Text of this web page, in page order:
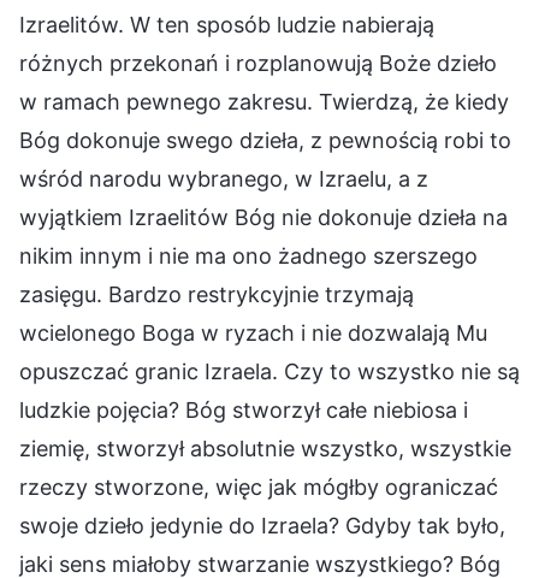
Izraelitów. W ten sposób ludzie nabierają
różnych przekonań i rozplanowują Boże dzieło
w ramach pewnego zakresu. Twierdzą, że kiedy
Bóg dokonuje swego dzieła, z pewnością robi to
wśród narodu wybranego, w Izraelu, a z
wyjątkiem Izraelitów Bóg nie dokonuje dzieła na
nikim innym i nie ma ono żadnego szerszego
zasięgu. Bardzo restrykcyjnie trzymają
wcielonego Boga w ryzach i nie dozwalają Mu
opuszczać granic Izraela. Czy to wszystko nie są
ludzkie pojęcia? Bóg stworzył całe niebiosa i
ziemię, stworzył absolutnie wszystko, wszystkie
rzeczy stworzone, więc jak mógłby ograniczać
swoje dzieło jedynie do Izraela? Gdyby tak było,
jaki sens miałoby stwarzanie wszystkiego? Bóg